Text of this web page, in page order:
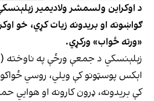
د اوکراین ولسمشر ولادیمیر
ګواښونه او بریدونه زیات کړي، خو
«ورته ځواب» ورکړي.
اېکس پوسټونو کې ویلي، روسي
کې بریدونه، ډرون کارونه او هوايي